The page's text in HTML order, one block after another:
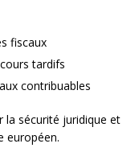
fiscaux
tardifs
contribuables
la sécurité juridique et
européen.